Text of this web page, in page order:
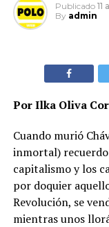
Publicado 11
By admin
Por Ilka Oliva
Cuando murió
inmortal)
capitalismo y los
por doquier
Revolución, se
mientras unos